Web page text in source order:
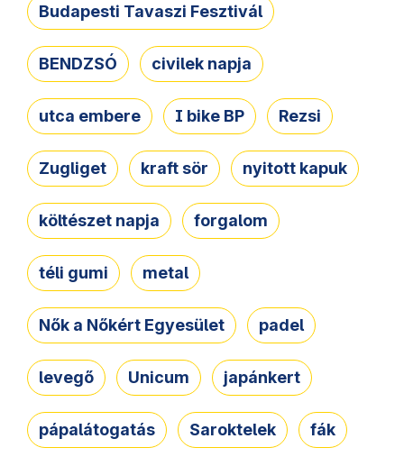
Budapesti Tavaszi Fesztivál
BENDZSÓ civilek napja
utca embere I bike BP Rezsi
Zugliget kraft sör nyitott kapuk
költészet napja forgalom
téli gumi metal
Nők a Nőkért Egyesület padel
levegő Unicum japánkert
pápalátogatás Saroktelek fák